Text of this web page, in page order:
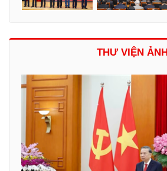
THƯ VIỆN ẢNH